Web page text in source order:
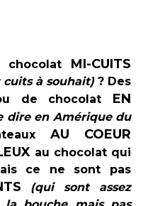
chocolat MI-CUITS
cuits à souhait)? Des
de chocolat EN
dire en Amérique du
AU COEUR
au chocolat qui
ce ne sont pas
(qui sont assez